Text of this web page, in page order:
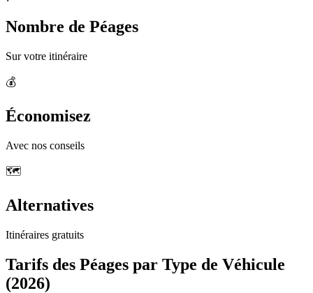
Nombre de Péages
Sur votre itinéraire
💰
Économisez
Avec nos conseils
🗺️
Alternatives
Itinéraires gratuits
Tarifs des Péages par Type de Véhicule
(2026)